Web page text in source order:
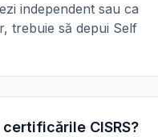
independent sau ca
trebuie să depui Self
CISRS?